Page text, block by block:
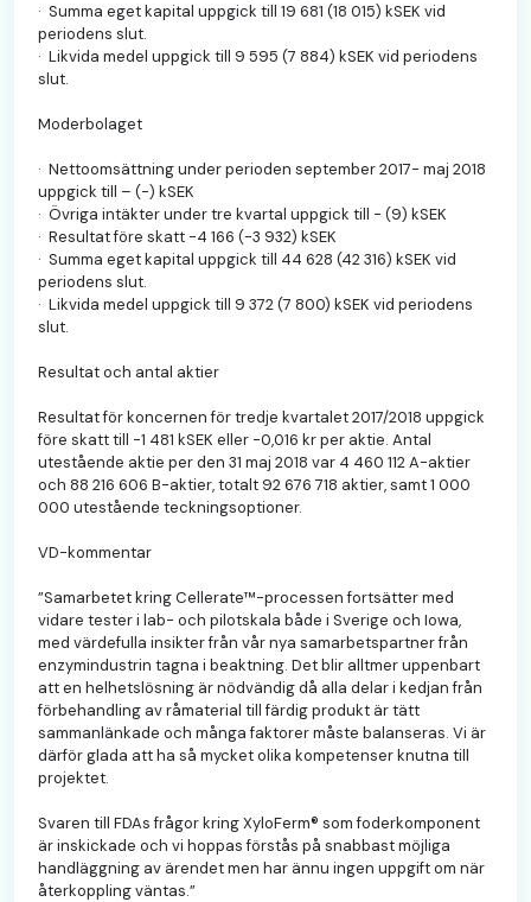
· Summa eget kapital uppgick till 19 681 (18 015) kSEK vid
periodens slut.
· Likvida medel uppgick till 9 595 (7 884) kSEK vid periodens
slut.
Moderbolaget
· Nettoomsättning under perioden september 2017- maj 2018
uppgick till – (-) kSEK
· Övriga intäkter under tre kvartal uppgick till - (9) kSEK
· Resultat före skatt -4 166 (-3 932) kSEK
· Summa eget kapital uppgick till 44 628 (42 316) kSEK vid
periodens slut.
· Likvida medel uppgick till 9 372 (7 800) kSEK vid periodens
slut.
Resultat och antal aktier
Resultat för koncernen för tredje kvartalet 2017/2018 uppgick
före skatt till -1 481 kSEK eller -0,016 kr per aktie. Antal
utestående aktie per den 31 maj 2018 var 4 460 112 A-aktier
och 88 216 606 B-aktier, totalt 92 676 718 aktier, samt 1 000
000 utestående teckningsoptioner.
VD-kommentar
”Samarbetet kring Cellerate™-processen fortsätter med
vidare tester i lab- och pilotskala både i Sverige och Iowa,
med värdefulla insikter från vår nya samarbetspartner från
enzymindustrin tagna i beaktning. Det blir alltmer uppenbart
att en helhetslösning är nödvändig då alla delar i kedjan från
förbehandling av råmaterial till färdig produkt är tätt
sammanlänkade och många faktorer måste balanseras. Vi är
därför glada att ha så mycket olika kompetenser knutna till
projektet.
Svaren till FDAs frågor kring XyloFerm® som foderkomponent
är inskickade och vi hoppas förstås på snabbast möjliga
handläggning av ärendet men har ännu ingen uppgift om när
återkoppling väntas.”